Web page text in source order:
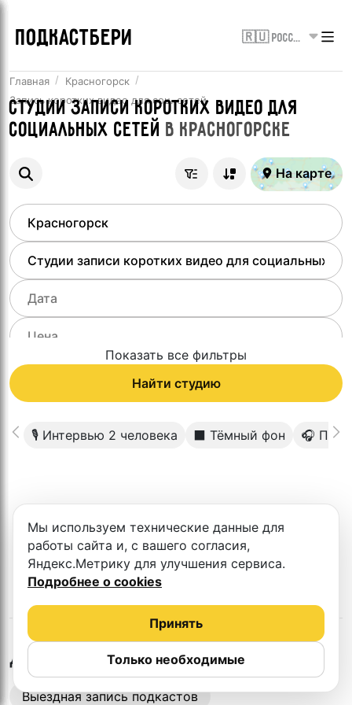
ПОДКАСТБЕРИ 🇷🇺 Россия
Главная
Красногорск
Запись коротких видео для соц. сетей
Студии записи коротких видео для
социальных сетей в Красногорске
На карте
Показать все фильтры
Найти студию
🎙 Интервью 2 человека ⬛️ Тёмный фон 🎧
студии
Другие студии в Красногорске
Выездная запись подкастов
Мы используем технические данные для
работы сайта и, с вашего согласия,
Яндекс.Метрику для улучшения сервиса.
Подробнее о cookies
Только необходимые
Принять